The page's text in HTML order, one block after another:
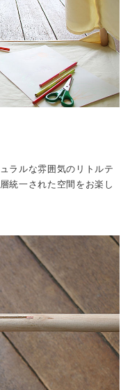
ラルな雰囲気のリトルテ
統一された空間をお楽し